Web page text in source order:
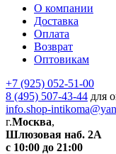
О компании
Доставка
Оплата
Возврат
Оптовикам
+7 (925) 052-51-00
8 (495) 507-43-44 для
info.shop-
г.Москва,
Шлюзовая наб. 2А
с 10:00 до 21:00